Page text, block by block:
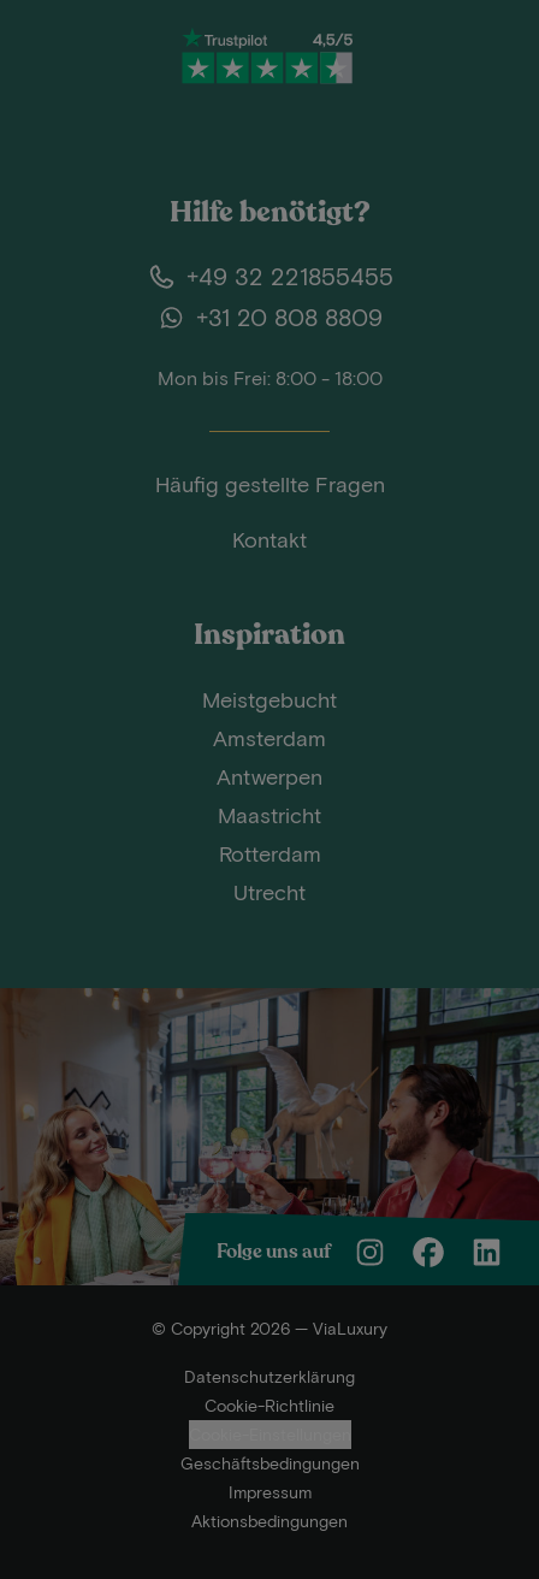
Hilfe benötigt?
+49 32 221855455
+31 20 808 8809
Mon bis Frei: 8:00 - 18:00
Häufig gestellte Fragen
Kontakt
Inspiration
Meistgebucht
Amsterdam
Antwerpen
Maastricht
Rotterdam
Utrecht
Folge uns auf
© Copyright 2026 — ViaLuxury
Datenschutzerklärung
Cookie-Richtlinie
Geschäftsbedingungen
Impressum
Aktionsbedingungen